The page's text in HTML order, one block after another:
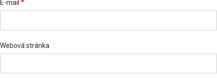
E-mail *
Webová stránka